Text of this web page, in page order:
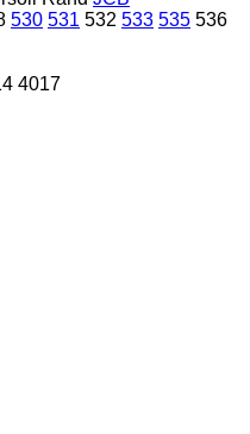
530 531 532 533 535 536
4017